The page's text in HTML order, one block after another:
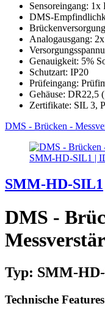
Sensoreingang:
DMS-
Analogausgang:
Genauigkeit: 5%
Schutzart: IP20
Prüfeingang:
Gehäuse: DR22,5
Zertifikate: SIL 3,
DMS - Brücken -
SMM-HD-SIL1 |
SMM-HD-SIL1
DMS -
Typ: SMM-
Technische Features